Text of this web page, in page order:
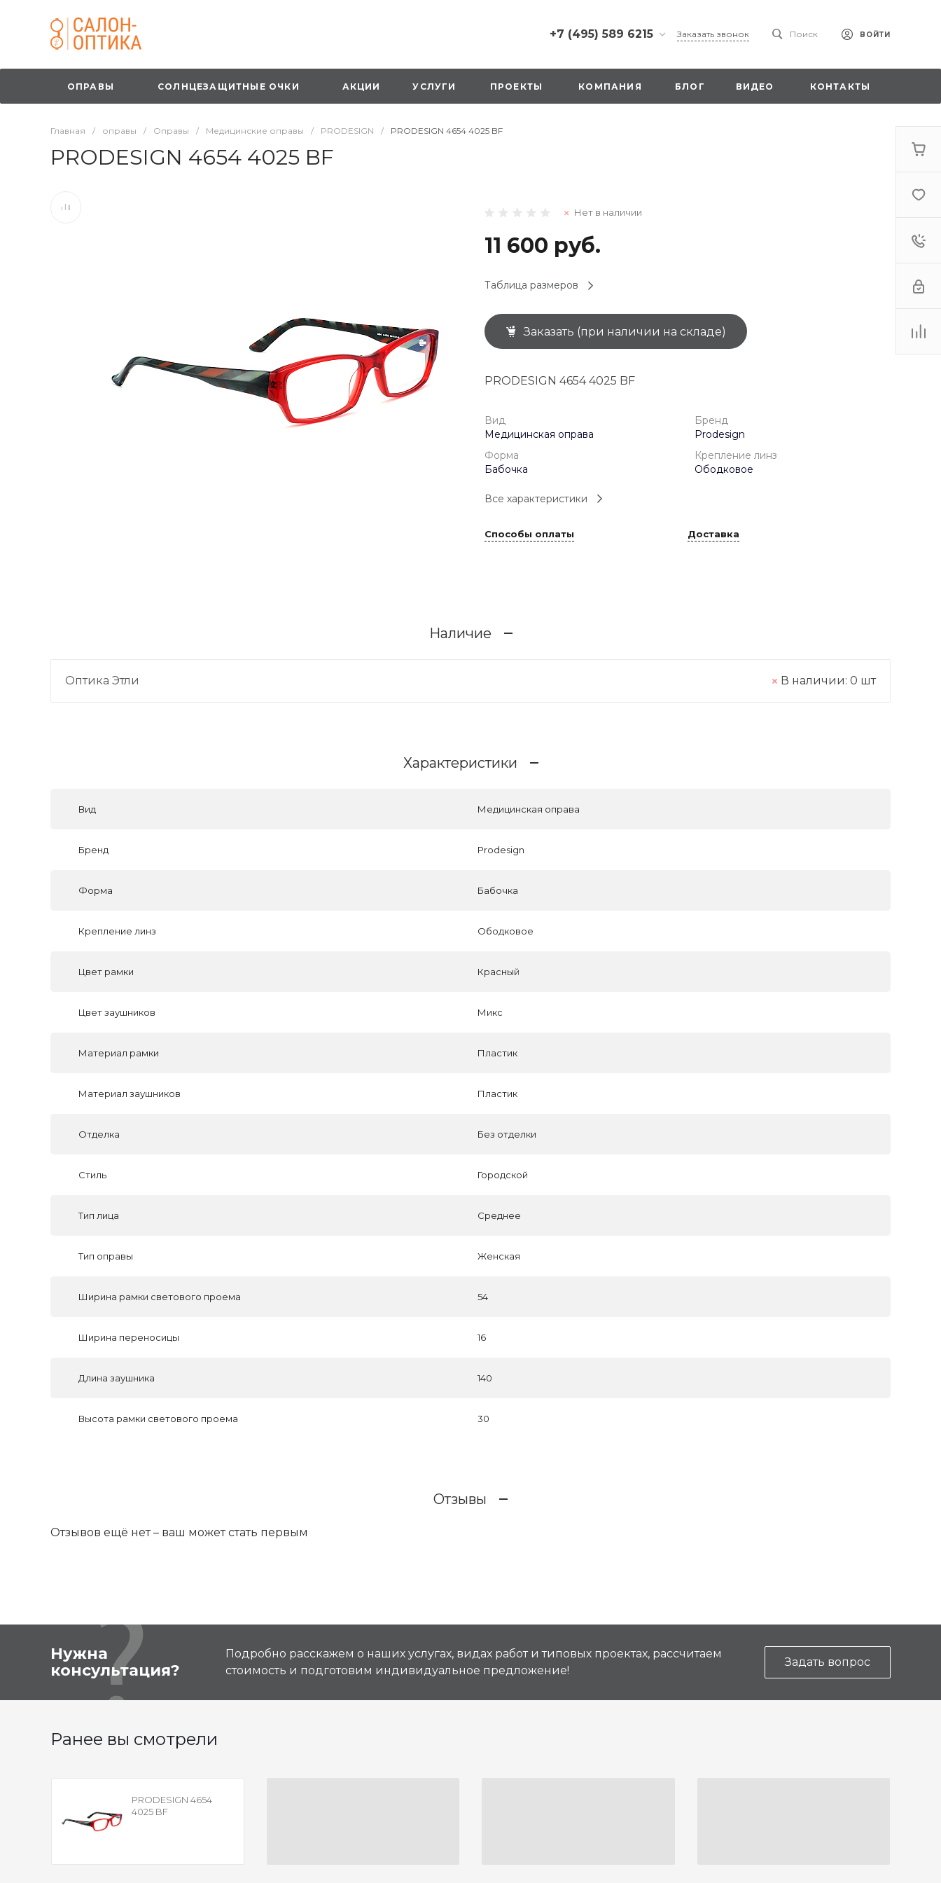
+7 (495) 589 6215
+7 (495) 589 6215
г. Москва, Русаковская
ул., д.1, вход с улицы со
стороны ТТК
г. Москва,
оранжевая вывеска
напротив «Перекрестка»
на 1 этаже
1 мая: 10:00-19:00
+7 (926) 092 4274
г. Королёв, пр-т
(0-9)
1 мая: 10:00-19:00
9 мая: 10:00-19:00
Заказать звонок Поиск ВОЙТИ
ОПРАВЫ СОЛНЦЕЗАЩИТНЫЕ ОЧКИ АКЦИИ УСЛУГИ ПРОЕКТЫ КОМПАНИЯ БЛОГ ВИДЕО КОНТАКТЫ
Главная / оправы / Оправы / Медицинские оправы / PRODESIGN / PRODESIGN 4654 4025 BF
PRODESIGN 4654 4025 BF
Нет в наличии
11 600 руб.
Таблица размеров
Заказать (при наличии на складе)
PRODESIGN 4654 4025 BF
Вид
Медицинская оправа
Бренд
Prodesign
Форма
Бабочка
Крепление линз
Ободковое
Все характеристики
Способы оплаты Доставка
Наличие
Оптика Этли В наличии: 0 шт
Характеристики
Вид Медицинская оправа
Бренд Prodesign
Форма Бабочка
Крепление линз Ободковое
Цвет рамки Красный
Цвет заушников Микс
Материал рамки Пластик
Материал заушников Пластик
Отделка Без отделки
Стиль Городской
Тип лица Среднее
Тип оправы Женская
Ширина рамки светового проема 54
Ширина переносицы 16
Длина заушника 140
Высота рамки светового проема 30
Отзывы
Отзывов ещё нет – ваш может стать первым
Нужна
консультация?
Подробно расскажем о наших услугах, видах работ и типовых проектах, рассчитаем
стоимость и подготовим индивидуальное предложение!
Задать вопрос
Ранее вы смотрели
PRODESIGN 4654
4025 BF